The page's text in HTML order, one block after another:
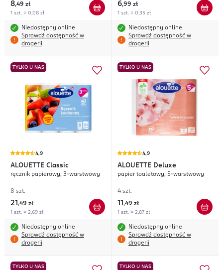
8,49 zł
1 szt. = 0,08 zł
Niedostępny online
Sprawdź dostępność w
drogerii
6,99 zł
1 szt. = 0,35 zł
Niedostępny online
Sprawdź dostępność w
drogerii
TYLKO U NAS
4,9
ALOUETTE Classic
ręcznik papierowy, 3-warstwowy
8 szt.
21 ,49 zł
1 szt. = 2,69 zł
Niedostępny online
Sprawdź dostępność w
drogerii
TYLKO U NAS
4,9
ALOUETTE Deluxe
papier toaletowy, 5-warstwowy
4 szt.
11 ,49 zł
1 szt. = 2,87 zł
Niedostępny online
Sprawdź dostępność w
drogerii
TYLKO U NAS TYLKO U NAS